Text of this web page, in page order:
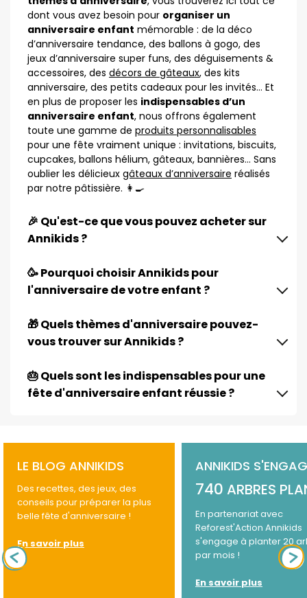
dont vous avez besoin pour organiser un
anniversaire enfant mémorable : de la déco
d’anniversaire tendance, des ballons à gogo, des
jeux d’anniversaire super funs, des déguisements &
accessoires, des décors de gâteaux, des kits
anniversaire, des petits cadeaux pour les invités… Et
en plus de proposer les indispensables d’un
anniversaire enfant, nous offrons également
toute une gamme de produits personnalisables
pour une fête vraiment unique : invitations, biscuits,
cupcakes, ballons hélium, gâteaux, bannières… Sans
oublier les délicieux gâteaux d’anniversaire réalisés
par notre pâtissière. 👩‍🍳
🎉 Qu'est-ce que vous pouvez acheter sur
Annikids ?
🥳 Pourquoi choisir Annikids pour
l'anniversaire de votre enfant ?
🎁 Quels thèmes d'anniversaire pouvez-
vous trouver sur Annikids ?
🎂 Quels sont les indispensables pour une
fête d'anniversaire enfant réussie ?
LE BLOG ANNIKIDS
Des recettes, des jeux, des
conseils pour préparer la plus
belle fête d'anniversaire !
En savoir plus
ANNIKIDS
740 ARBRES
En partenariat avec
Reforest'Action Annikids
s'engage à planter 20
par mois !
En savoir plus